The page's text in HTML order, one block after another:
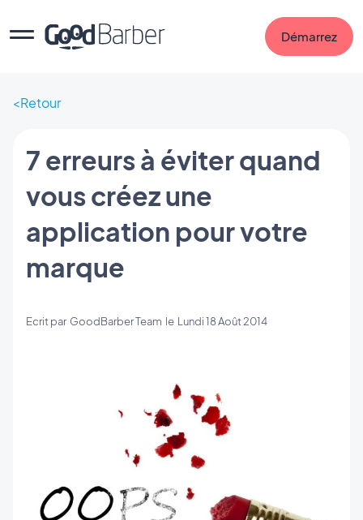
Démarrez
Retour
7 erreurs à éviter quand
vous créez une
application pour votre
marque
Ecrit par GoodBarber Team le Lundi 18 Août 2014